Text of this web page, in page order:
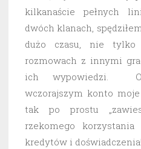
kilkanaście pełnych
dwóch klanach,
dużo czasu, nie
rozmowach z innymi
ich wypowiedzi.
wczorajszym konto
tak po prostu
rzekomego
kredytów i doświadczenia!